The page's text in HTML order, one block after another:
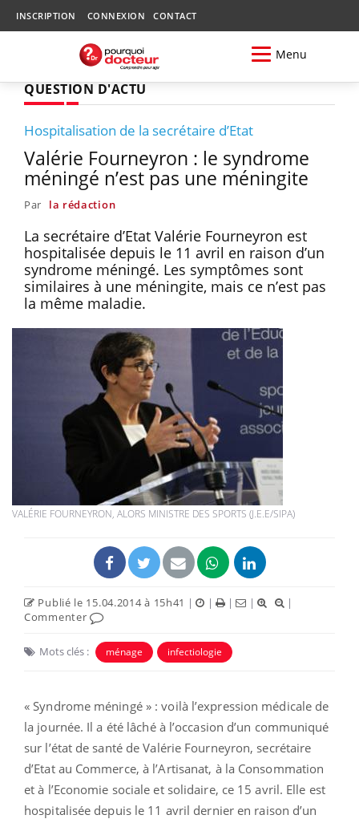
INSCRIPTION CONNEXION CONTACT
Menu
QUESTION D'ACTU
Hospitalisation de la secrétaire d’Etat
Valérie Fourneyron : le syndrome
méningé n’est pas une méningite
Par la rédaction
La secrétaire d’Etat Valérie Fourneyron est
hospitalisée depuis le 11 avril en raison d’un
syndrome méningé. Les symptômes sont
similaires à une méningite, mais ce n’est pas
la même maladie.
VALÉRIE FOURNEYRON, ALORS MINISTRE DES SPORTS (J.E.E/SIPA)
Publié le 15.04.2014 à 15h41 | | | |
|
Commenter
Mots clés : ménage infectiologie
« Syndrome méningé » : voilà l’expression médicale de
la journée. Il a été lâché à l’occasion d’un communiqué
sur l’état de santé de Valérie Fourneyron, secrétaire
d’Etat au Commerce, à l’Artisanat, à la Consommation
et à l’Economie sociale et solidaire, ce 15 avril. Elle est
hospitalisée depuis le 11 avril dernier en raison d’un